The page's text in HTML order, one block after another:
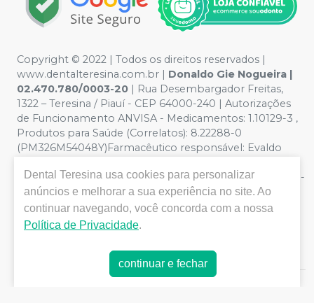
Copyright © 2022 | Todos os direitos reservados |
www.dentalteresina.com.br | Donaldo Gie Nogueira |
02.470.780/0003-20 | Rua Desembargador Freitas,
1322 – Teresina / Piauí - CEP 64000-240 | Autorizações
de Funcionamento ANVISA - Medicamentos: 1.10129-3 ,
Produtos para Saúde (Correlatos): 8.22288-0
(PM326M54048Y)Farmacêutico responsável: Evaldo
Privacidade e Segurança - Fotos meramente ilustrativas -
Os preços e condições da loja virtual estão sujeitos a
alterações. Em caso de divergência de preços no site, o
valor válido é o do Carrinho de Compra. Não vendemos
atender compras de grandes volumes pelo site.
Dental Teresina usa cookies para personalizar
anúncios e melhorar a sua experiência no site. Ao
continuar navegando, você concorda com a nossa
Política de Privacidade.
continuar e fechar